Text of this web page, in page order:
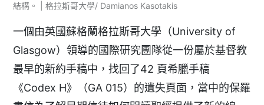
結構。 | 格拉斯哥大學/ Damianos Kasotakis
一個由英國蘇格蘭格拉斯哥大學（University of
Glasgow）領導的國際研究團隊從一份屬於基督教
最早的新約手稿中，找回了42 頁希臘手稿
《Codex H》（GA 015）的遺失頁面，當中的保羅